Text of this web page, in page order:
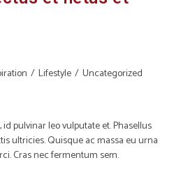
/ Lifestyle / Uncategorized
pulvinar leo vulputate et. Phasellus
ultricies. Quisque ac massa eu urna
Cras nec fermentum sem.